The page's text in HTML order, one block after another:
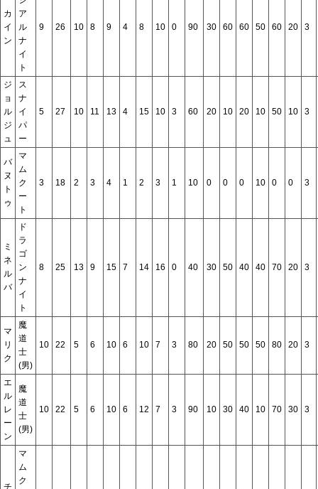
カ
イ
ン
ア
ル
ナ
イ
ト
9 26 10 8 9 4 8 10 0 90 30 60 60 50 60 20 3
ジ
ョ
ル
ジ
ュ
ス
ナ
イ
パ
ー
5 27 10 11 13 4 15 10 3 60 20 10 20 10 50 10 3
バ
ヌ
ト
ゥ
マ
ム
ク
ー
ト
3 18 2 3 4 1 2 3 1 10 0 0 0 10 0 0 3
ミ
ネ
ル
バ
ド
ラ
ゴ
ン
ナ
イ
ト
8 25 13 9 15 7 14 16 0 40 30 50 40 40 70 20 3
マ
リ
ク
魔
道
士
(男)
10 22 5 6 10 6 10 7 3 80 20 50 50 50 80 20 3
エ
ル
レ
ー
ン
魔
道
士
(男)
10 22 5 6 10 6 12 7 3 90 10 30 40 10 70 30 3
チ
マ
ム
ク